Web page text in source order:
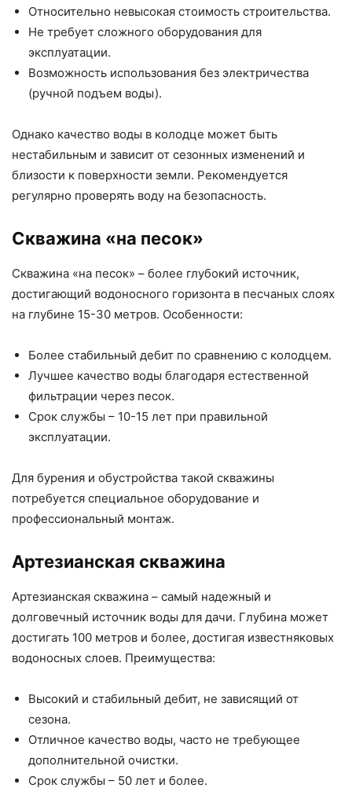
Относительно невысокая стоимость строительства.
Не требует сложного оборудования для
эксплуатации.
Возможность использования без электричества
(ручной подъем воды).
Однако качество воды в колодце может быть
нестабильным и зависит от сезонных изменений и
близости к поверхности земли. Рекомендуется
регулярно проверять воду на безопасность.
Скважина «на песок»
Скважина «на песок» – более глубокий источник,
достигающий водоносного горизонта в песчаных слоях
на глубине 15-30 метров. Особенности:
Более стабильный дебит по сравнению с колодцем.
Лучшее качество воды благодаря естественной
фильтрации через песок.
Срок службы – 10-15 лет при правильной
эксплуатации.
Для бурения и обустройства такой скважины
потребуется специальное оборудование и
профессиональный монтаж.
Артезианская скважина
Артезианская скважина – самый надежный и
долговечный источник воды для дачи. Глубина может
достигать 100 метров и более, достигая известняковых
водоносных слоев. Преимущества:
Высокий и стабильный дебит, не зависящий от
сезона.
Отличное качество воды, часто не требующее
дополнительной очистки.
Срок службы – 50 лет и более.